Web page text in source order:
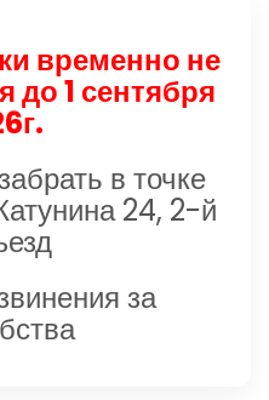
временно не
до 1 сентября
в точке
24, 2-й
за